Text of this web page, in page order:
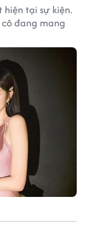
hiện tại sự kiện.
đang mang